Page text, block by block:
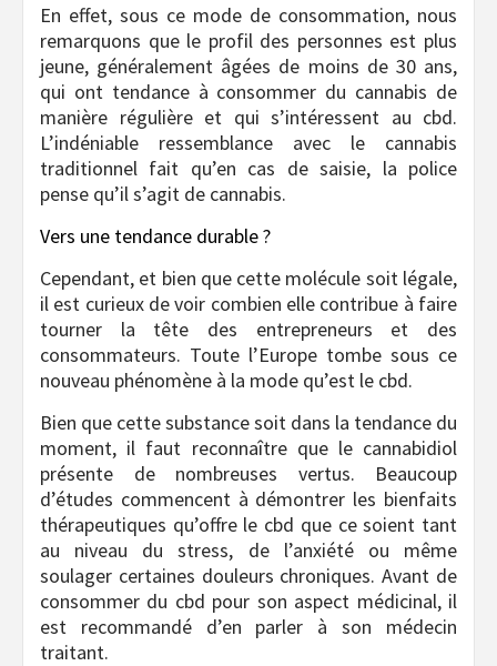
En effet, sous ce mode de consommation, nous
remarquons que le profil des personnes est plus
jeune, généralement âgées de moins de 30 ans,
qui ont tendance à consommer du cannabis de
manière régulière et qui s’intéressent au cbd.
L’indéniable ressemblance avec le cannabis
traditionnel fait qu’en cas de saisie, la police
pense qu’il s’agit de cannabis.
Vers une tendance durable ?
Cependant, et bien que cette molécule soit légale,
il est curieux de voir combien elle contribue à faire
tourner la tête des entrepreneurs et des
consommateurs. Toute l’Europe tombe sous ce
nouveau phénomène à la mode qu’est le cbd.
Bien que cette substance soit dans la tendance du
moment, il faut reconnaître que le cannabidiol
présente de nombreuses vertus. Beaucoup
d’études commencent à démontrer les bienfaits
thérapeutiques qu’offre le cbd que ce soient tant
au niveau du stress, de l’anxiété ou même
soulager certaines douleurs chroniques. Avant de
consommer du cbd pour son aspect médicinal, il
est recommandé d’en parler à son médecin
traitant.